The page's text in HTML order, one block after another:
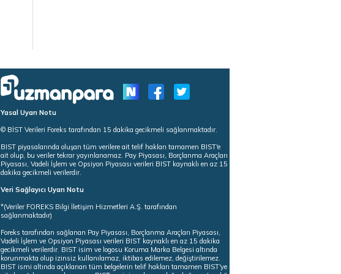
Yasal Uyarı Notu
© BİST Verileri Foreks tarafından 15 dakika gecikmeli sağlanmaktadır.
BIST piyasalarında oluşan tüm verilere ait telif hakları tamamen BIST'e
ait olup, bu veriler tekrar yayınlanamaz. Pay Piyasası, Borçlanma Araçları
Piyasası, Vadeli İşlem ve Opsiyon Piyasası verileri BIST kaynaklı en az 15
dakika gecikmeli verilerdir.
Veri Sağlayıcı Uyarı Notu
*(Veriler FOREKS Bilgi İletişim Hizmetleri A.Ş. tarafından
sağlanmaktadır)
Foreks tarafından sağlanan Pay Piyasası, Borçlanma Araçları Piyasası,
Vadeli İşlem ve Opsiyon Piyasası verileri BIST kaynaklı en az 15 dakika
gecikmeli verilerdir. BIST isim ve logosu Koruma Marka Belgesi altında
korunmakta olup izinsiz kullanılamaz, iktibas edilemez, değiştirilemez.
BIST ismi altında açıklanan tüm belgelerin telif hakları tamamen BIST'ye